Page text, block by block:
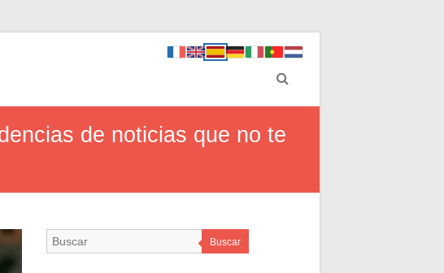
de noticias que no te
Buscar